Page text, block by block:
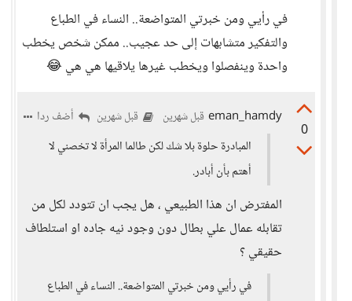
في رأيي ومن خبرتي المتواضعة.. النساء في الطباع
والتفكير متشابهات إلى حد عجيب.. ممكن شخص يخطب
واحدة وينفصلوا ويخطب غيرها يلاقيها هي هي 😂
0
eman_hamdy قبل شهرين قبل شهرين
أضف ردا
المبادرة حلوة بلا شك لكن طالما المرأة لا تخصني لا
أهتم بأن أبادر.
المفترض ان هذا الطبيعي ، هل يجب ان تتودد لكل من
تقابله عمال علي بطال دون وجود نيه جاده او استلطاف
حقيقي ؟
في رأيي ومن خبرتي المتواضعة.. النساء في الطباع